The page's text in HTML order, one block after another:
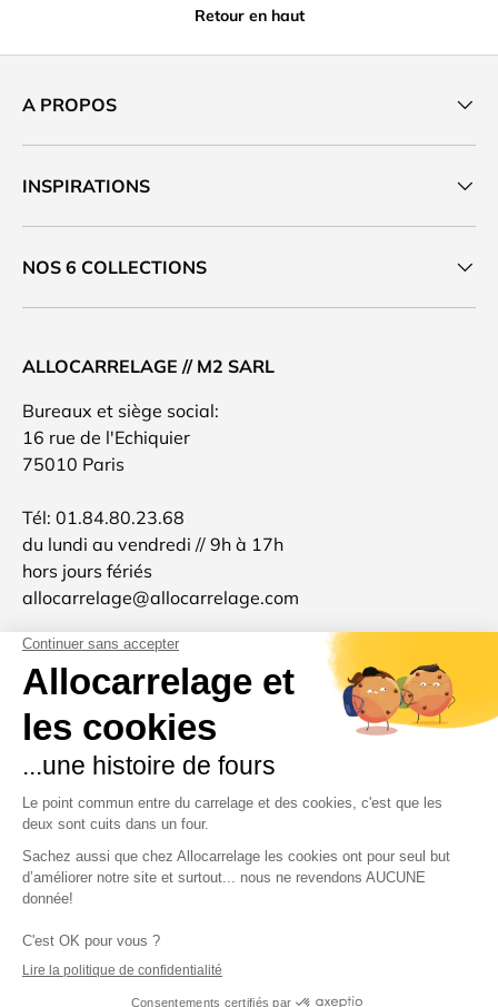
Retour en haut
A PROPOS
INSPIRATIONS
NOS 6 COLLECTIONS
ALLOCARRELAGE // M2 SARL
Bureaux et siège social:
16 rue de l'Echiquier
75010 Paris
Tél: 01.84.80.23.68
du lundi au vendredi // 9h à 17h
hors jours fériés
allocarrelage@allocarrelage.com
SIREN: 511801904
TVA: FR96511801904
Allocarrelage est une marque française 🐓
d'inspiration italienne 🍝
Moyens de paiement acceptés
France (EUR €)